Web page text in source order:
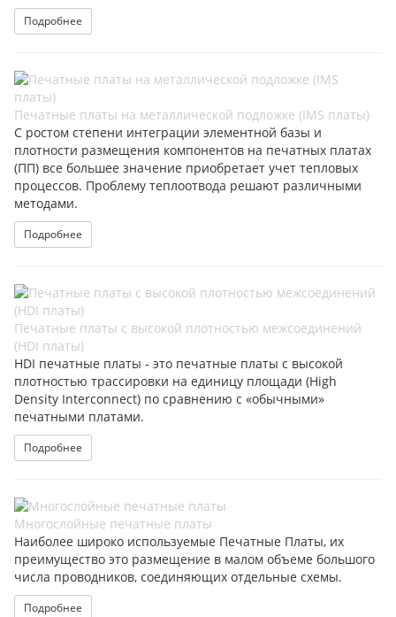
Подробнее
Печатные платы на металлической подложке (IMS платы)
С ростом степени интеграции элементной базы и
плотности размещения компонентов на печатных платах
(ПП) все большее значение приобретает учет тепловых
процессов. Проблему теплоотвода решают различными
методами.
Подробнее
Печатные платы с высокой плотностью межсоединений
(HDI платы)
HDI печатные платы - это печатные платы с высокой
плотностью трассировки на единицу площади (High
Density Interconnect) по сравнению с «обычными»
печатными платами.
Подробнее
Многослойные печатные платы
Наиболее широко используемые Печатные Платы, их
преимущество это размещение в малом объеме большого
числа проводников, соединяющих отдельные схемы.
Подробнее